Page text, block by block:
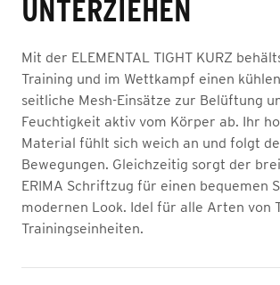
UNTERZIEHEN
Mit der ELEMENTAL TIGHT KURZ
Training und im Wettkampf einen
seitliche Mesh-Einsätze zur Belüftung
Feuchtigkeit aktiv vom Körper ab. Ihr
Material fühlt sich weich an und folgt
Bewegungen. Gleichzeitig sorgt der
ERIMA Schriftzug für einen bequemen
modernen Look. Idel für alle Arten von
Trainingseinheiten.